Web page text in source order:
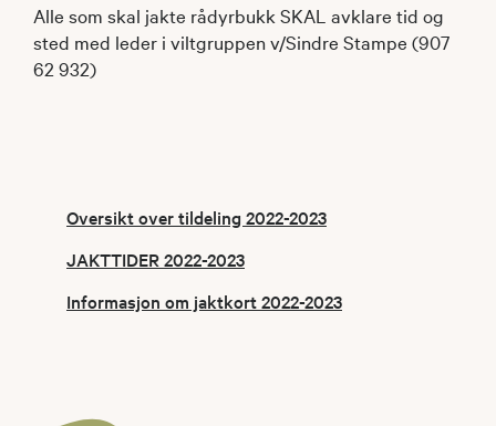
Alle som skal jakte rådyrbukk SKAL avklare tid og
sted med leder i viltgruppen v/Sindre Stampe (907
62 932)
Oversikt over tildeling 2022-2023
JAKTTIDER 2022-2023
Informasjon om jaktkort 2022-2023